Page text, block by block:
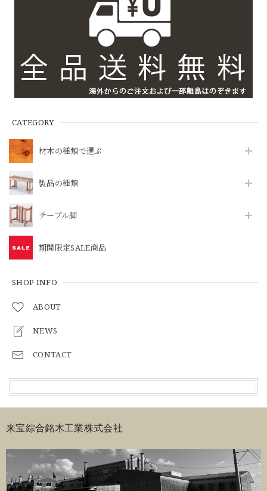
CATEGORY
材木の種類で選ぶ
製品の種類
テーブル脚
期間限定SALE商品
SHOP INFO
ABOUT
NEWS
CONTACT
来宝綜合銘木工業株式会社